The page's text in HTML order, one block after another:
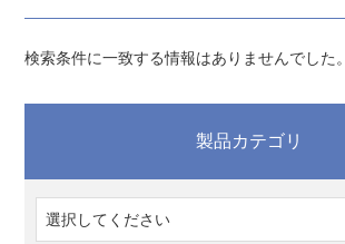
検索条件に一致する情報はありませんでした。
製品カテゴリ